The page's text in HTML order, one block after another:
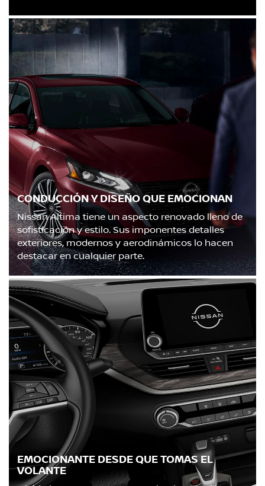
CONDUCCIÓN Y DISEÑO QUE EMOCIONAN
Nissan Altima tiene un aspecto renovado lleno de
sofisticación y estilo. Sus imponentes detalles
exteriores, modernos y aerodinámicos lo hacen
destacar en cualquier parte.
EMOCIONANTE DESDE QUE TOMAS EL
VOLANTE